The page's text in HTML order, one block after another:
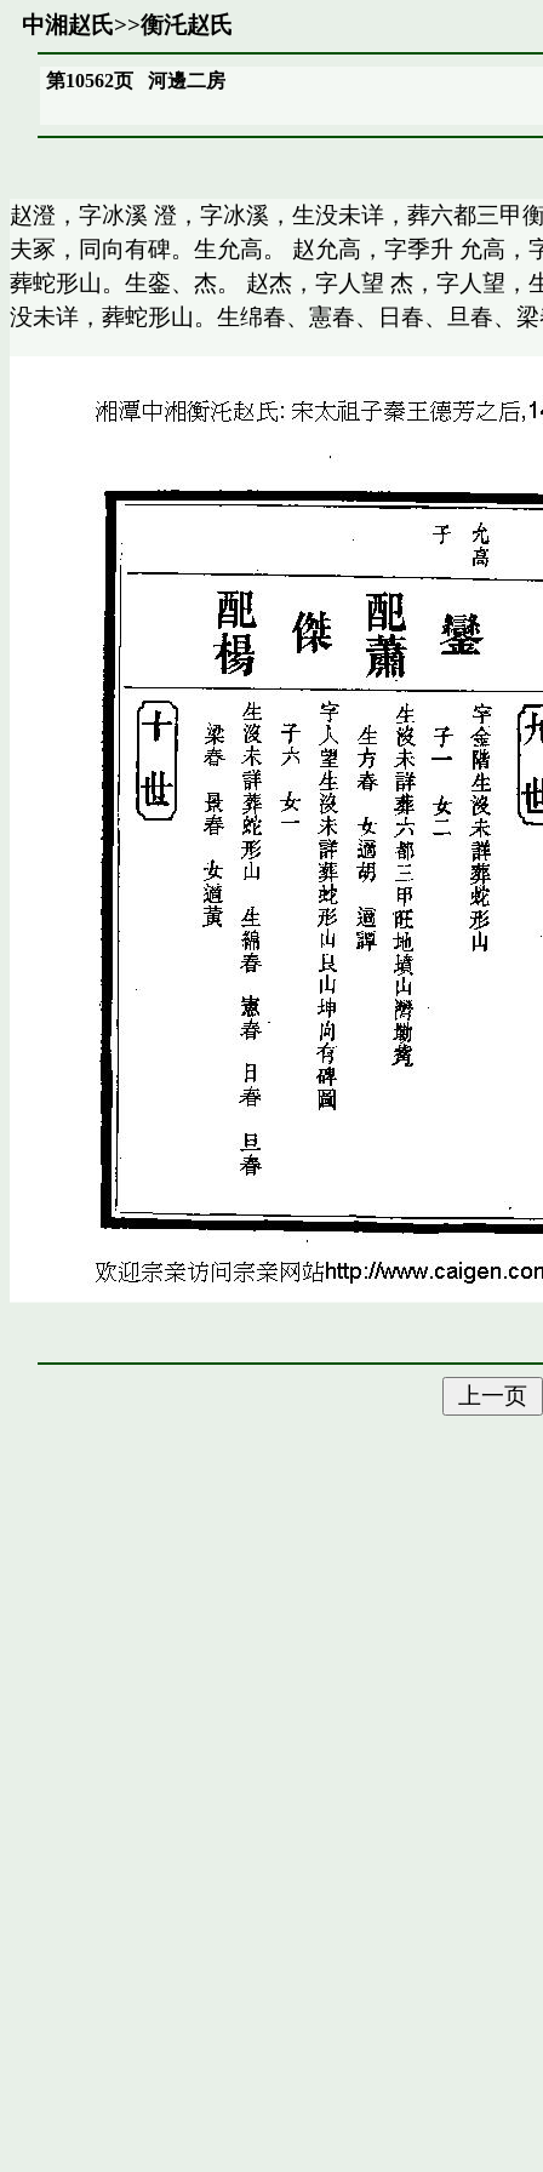
中湘赵氏>>衡汑赵氏
第10562页河邊二房
赵澄，字冰溪 澄，字冰溪，生没未详，葬六都三甲
夫冢，同向有碑。生允高。 赵允高，字季升 允高
葬蛇形山。生銮、杰。 赵杰，字人望 杰，字人望
没未详，葬蛇形山。生绵春、憲春、日春、旦春、